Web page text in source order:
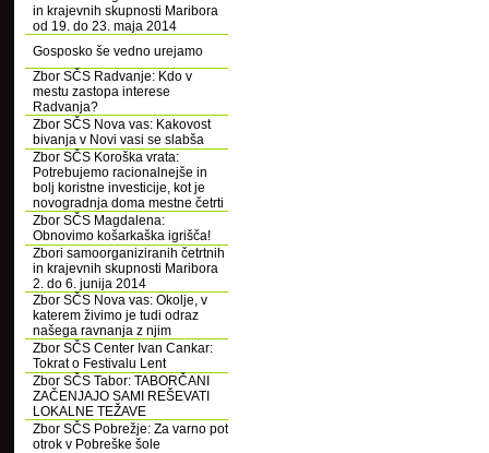
in krajevnih skupnosti Maribora
od 19. do 23. maja 2014
Gosposko še vedno urejamo
Zbor SČS Radvanje: Kdo v
mestu zastopa interese
Radvanja?
Zbor SČS Nova vas: Kakovost
bivanja v Novi vasi se slabša
Zbor SČS Koroška vrata:
Potrebujemo racionalnejše in
bolj koristne investicije, kot je
novogradnja doma mestne četrti
Zbor SČS Magdalena:
Obnovimo košarkaška igrišča!
Zbori samoorganiziranih četrtnih
in krajevnih skupnosti Maribora
2. do 6. junija 2014
Zbor SČS Nova vas: Okolje, v
katerem živimo je tudi odraz
našega ravnanja z njim
Zbor SČS Center Ivan Cankar:
Tokrat o Festivalu Lent
Zbor SČS Tabor: TABORČANI
ZAČENJAJO SAMI REŠEVATI
LOKALNE TEŽAVE
Zbor SČS Pobrežje: Za varno pot
otrok v Pobreške šole